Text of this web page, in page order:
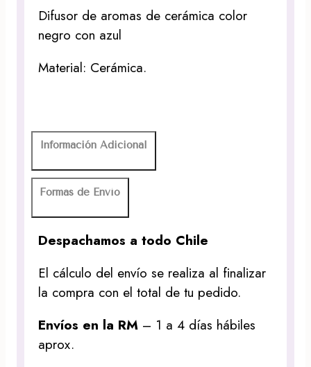
Difusor de aromas de cerámica color
negro con azul
Material: Cerámica.
Información Adicional
Formas de Envío
Despachamos a todo Chile
El cálculo del envío se realiza al finalizar
la compra con el total de tu pedido.
Envíos en la RM – 1 a 4 días hábiles
aprox.